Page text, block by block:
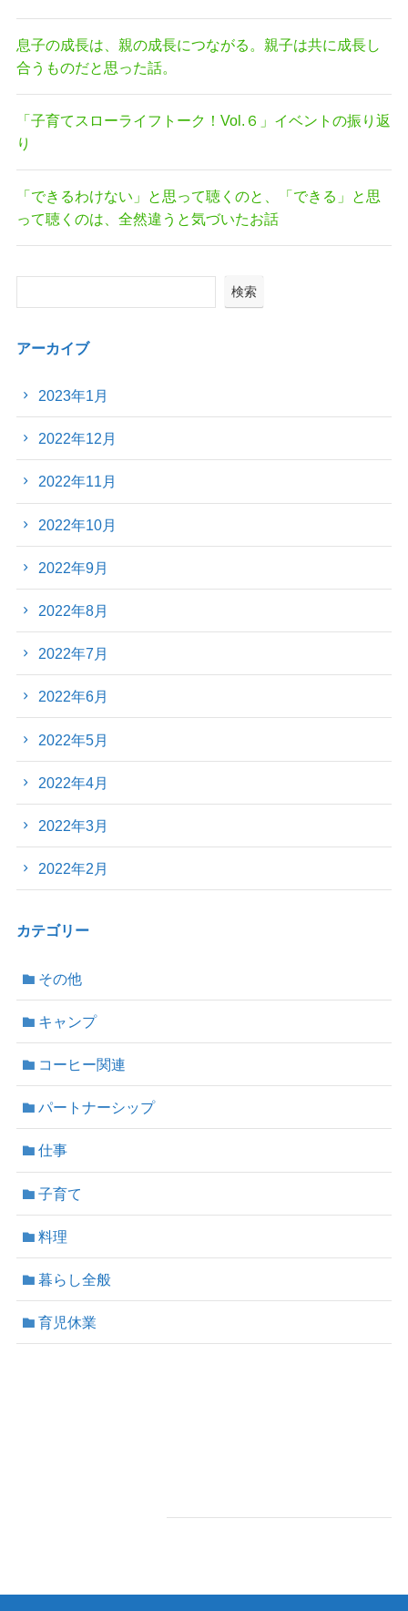
息子の成長は、親の成長につながる。親子は共に成長し
合うものだと思った話。
「子育てスローライフトーク！Vol.６」イベントの振り返
り
「できるわけない」と思って聴くのと、「できる」と思
って聴くのは、全然違うと気づいたお話
検索
アーカイブ
2023年1月
2022年12月
2022年11月
2022年10月
2022年9月
2022年8月
2022年7月
2022年6月
2022年5月
2022年4月
2022年3月
2022年2月
カテゴリー
その他
キャンプ
コーヒー関連
パートナーシップ
仕事
子育て
料理
暮らし全般
育児休業